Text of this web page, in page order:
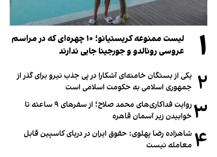
۱
لیست ممنوعه کریستیانو؛ ۱۰ چهره‌ای که در مراسم
عروسی رونالدو و جورجینا جایی ندارند
۲ یکی از بستگان خامنه‌ای آشکارا در پی جذب نیرو برای گذر از
جمهوری اسلامی به حکومت اسلامی است
۳
روایت فداکاری‌های محمد صلاح؛ از سفرهای ۹ ساعته تا
خوابیدن زیر آسمان قاهره
۴ شاهزاده رضا پهلوی: حقوق ایران در دریای کاسپین قابل
معامله نیست